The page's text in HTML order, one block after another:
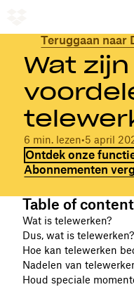
Teruggaan naar
Wat
6 min. lezen•5 april
Ontdek onze
Abonnementen
Table of
Wat is telewerken?
Dus, wat is telewerken?
Hoe kan telewerken
Nadelen van
Houd speciale